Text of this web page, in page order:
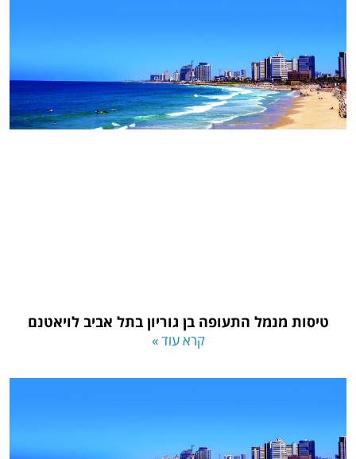
טיסות מנמל התעופה בן גוריון בתל אביב לויאטנם
קרא עוד »